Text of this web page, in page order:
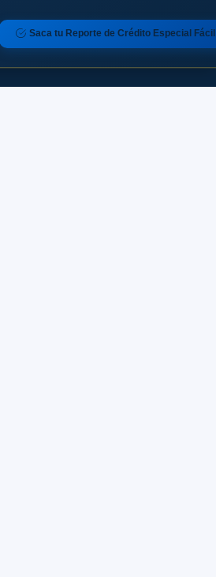
Saca tu Reporte de Crédito Especial Fácil